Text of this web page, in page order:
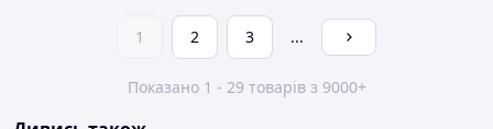
1 2 3 ...
Показано 1 - 29 товарів з 9000+